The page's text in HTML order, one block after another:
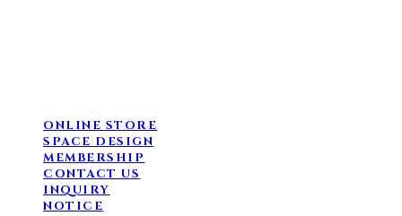
ONLINE STORE
SPACE DESIGN
MEMBERSHIP
CONTACT US
INQUIRY
NOTICE